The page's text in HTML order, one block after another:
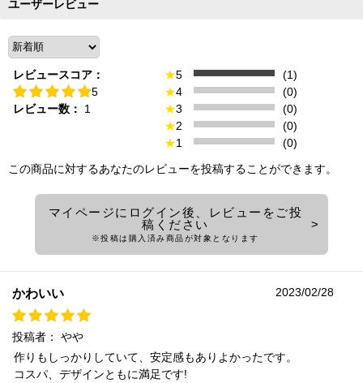
ユーザーレビュー
レビュースコア：
5
レビュー数：
1
★5
(1)
★4
(0)
★3
(0)
★2
(0)
★1
(0)
この商品に対するあなたのレビューを投稿することができます。
マイページにログイン後、レビューをご投
稿ください
※投稿は購入済み商品が対象となります
かわいい 2023/02/28
投稿者：
やや
作りもしっかりしていて、安定感もありよかったです。
コスパ、デザインともに満足です!